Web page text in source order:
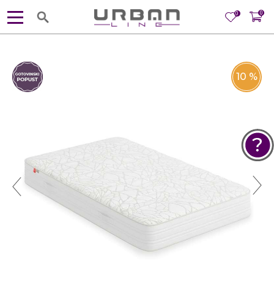
0
0
10 %
POMOĆ PRI KUPOVINI
Za više informacija, pomoć i
porudžbine
381 11 245 18 52
381 64 218 96 52
Radno vreme